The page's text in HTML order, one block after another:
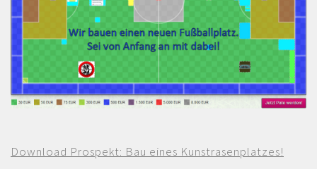
Download Prospekt: Bau eines Kunstrasenplatzes!